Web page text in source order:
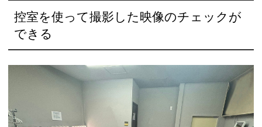
控室を使って撮影した映像のチェックが
できる